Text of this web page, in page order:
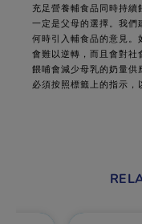
充足營養輔食品同時持
一定是父母的選擇。我們
何時引入輔食品的意見。
會難以逆轉，而且會對社
餵哺會減少母乳的奶量供
必須按照標籤上的指示，